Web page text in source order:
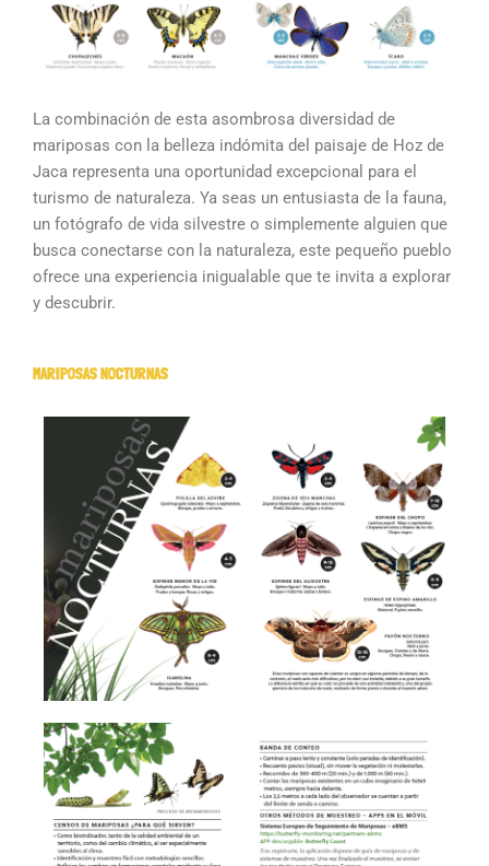
La combinación de esta asombrosa diversidad de
mariposas con la belleza indómita del paisaje de Hoz de
Jaca representa una oportunidad excepcional para el
turismo de naturaleza. Ya seas un entusiasta de la fauna,
un fotógrafo de vida silvestre o simplemente alguien que
busca conectarse con la naturaleza, este pequeño pueblo
ofrece una experiencia inigualable que te invita a explorar
y descubrir.
MARIPOSAS NOCTURNAS